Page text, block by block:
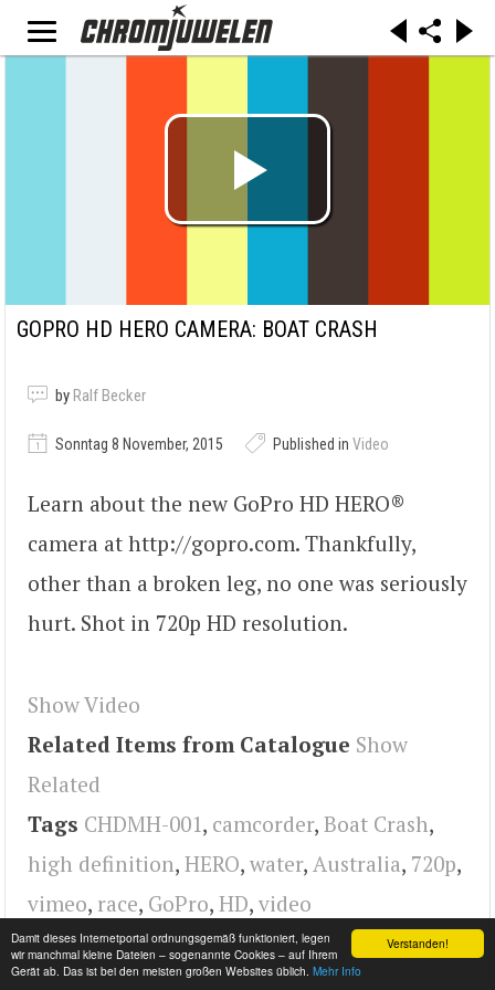
Verstanden!
Damit dieses Internetportal ordnungsgemäß funktioniert, legen
wir manchmal kleine Dateien – sogenannte Cookies – auf Ihrem
Gerät ab. Das ist bei den meisten großen Websites üblich. Mehr Info
GOPRO HD HERO CAMERA: BOAT CRASH
by Ralf Becker
Sonntag 8 November, 2015 Published in Video
Learn about the new GoPro HD HERO®
camera at http://gopro.com. Thankfully,
other than a broken leg, no one was seriously
hurt. Shot in 720p HD resolution.
Show Video
Related Items from Catalogue Show
Related
Tags CHDMH-001, camcorder, Boat Crash,
high definition, HERO, water, Australia, 720p,
vimeo, race, GoPro, HD, video